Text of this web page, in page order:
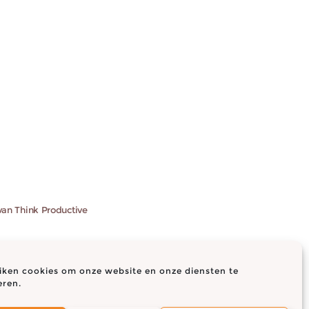
cookies om onze website en onze diensten te
Think Productive